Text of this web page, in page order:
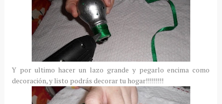
Y por ultimo hacer un lazo grande y pegarlo encima como
decoración, y listo podrás decorar tu hogar!!!!!!!!!